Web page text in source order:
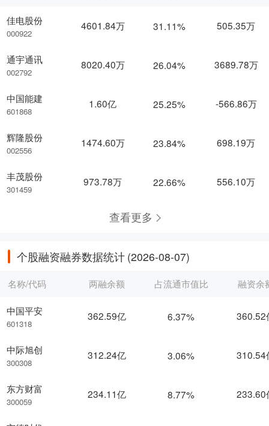
佳电股份
000922
通宇通讯
002792
中国能建
601868
辉隆股份
002556
丰茂股份
301459
4601.84万 31.11% 505.35万
8020.40万 26.04% 3689.78万
1.60亿 25.25% -566.86万
1474.60万 23.84% 698.19万
973.78万 22.66% 556.10万
查看更多
个股融资融券数据统计 (2026-08-07)
名称/代码
中国平安
601318
中际旭创
300308
东方财富
300059
两融余额 占流通市值比 融资余
362.59亿 6.37% 360.52
312.24亿 3.06% 310.54
234.11亿 8.77% 233.60